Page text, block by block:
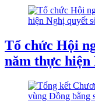
Tổ chức Hội
năm thực hiện